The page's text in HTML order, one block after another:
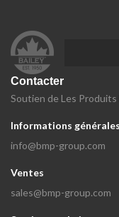
Contacter
Soutien de Les
Informations générales
info@bmp-group.com
Ventes
sales@bmp-group.com